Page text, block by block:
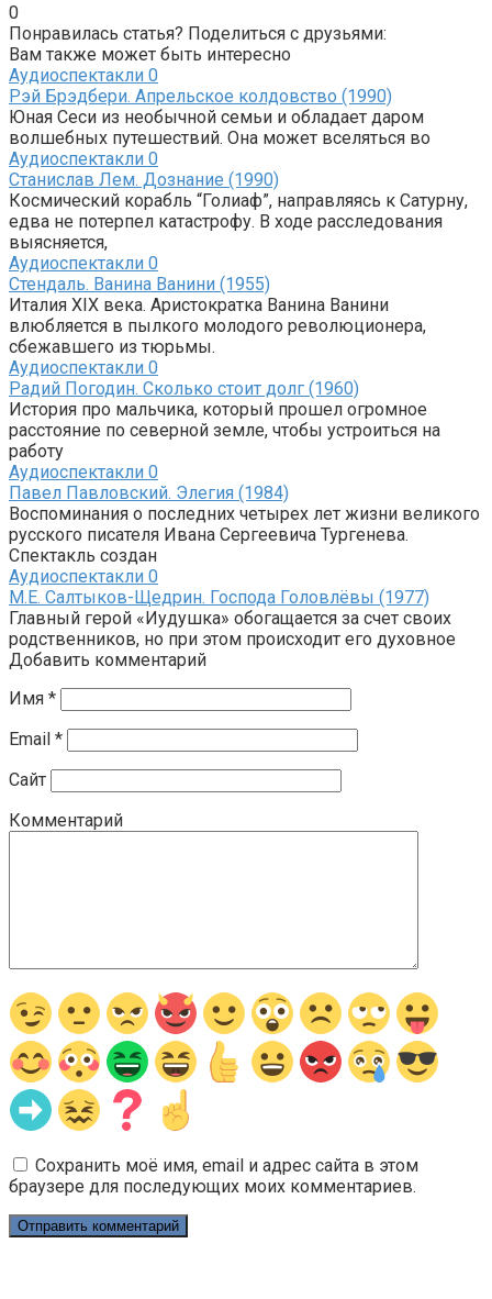
0
Понравилась статья? Поделиться с друзьями:
Вам также может быть интересно
Аудиоспектакли 0
Рэй Брэдбери. Апрельское колдовство (1990)
Юная Сеси из необычной семьи и обладает даром
волшебных путешествий. Она может вселяться во
Аудиоспектакли 0
Станислав Лем. Дознание (1990)
Космический корабль “Голиаф”, направляясь к Сатурну,
едва не потерпел катастрофу. В ходе расследования
выясняется,
Аудиоспектакли 0
Стендаль. Ванина Ванини (1955)
Италия XIX века. Аристократка Ванина Ванини
влюбляется в пылкого молодого революционера,
сбежавшего из тюрьмы.
Аудиоспектакли 0
Радий Погодин. Сколько стоит долг (1960)
История про мальчика, который прошел огромное
расстояние по северной земле, чтобы устроиться на
работу
Аудиоспектакли 0
Павел Павловский. Элегия (1984)
Воспоминания о последних четырех лет жизни великого
русского писателя Ивана Сергеевича Тургенева.
Спектакль создан
Аудиоспектакли 0
М.Е. Салтыков-Щедрин. Господа Головлёвы (1977)
Главный герой «Иудушка» обогащается за счет своих
родственников, но при этом происходит его духовное
Добавить комментарий
Имя *
Email *
Сайт
Комментарий
Сохранить моё имя, email и адрес сайта в этом
браузере для последующих моих комментариев.